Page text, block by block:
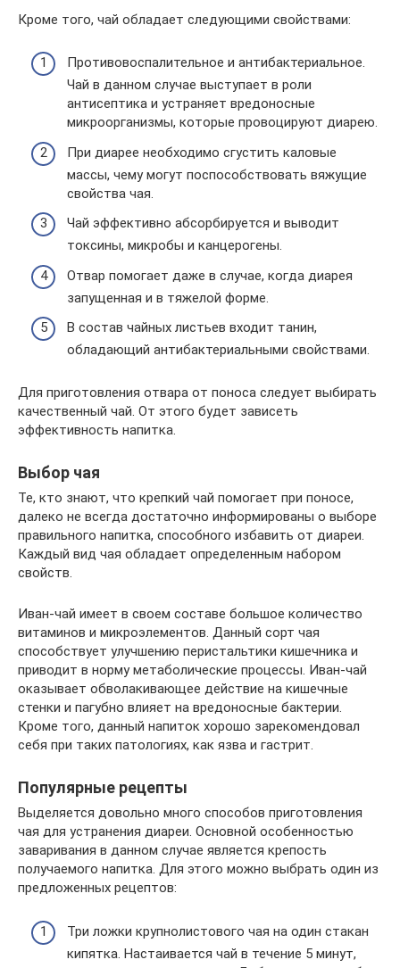
Кроме того, чай обладает следующими свойствами:
Противовоспалительное и антибактериальное.
Чай в данном случае выступает в роли
антисептика и устраняет вредоносные
микроорганизмы, которые провоцируют диарею.
При диарее необходимо сгустить каловые
массы, чему могут поспособствовать вяжущие
свойства чая.
Чай эффективно абсорбируется и выводит
токсины, микробы и канцерогены.
Отвар помогает даже в случае, когда диарея
запущенная и в тяжелой форме.
В состав чайных листьев входит танин,
обладающий антибактериальными свойствами.
Для приготовления отвара от поноса следует выбирать
качественный чай. От этого будет зависеть
эффективность напитка.
Выбор чая
Те, кто знают, что крепкий чай помогает при поносе,
далеко не всегда достаточно информированы о выборе
правильного напитка, способного избавить от диареи.
Каждый вид чая обладает определенным набором
свойств.
Иван-чай имеет в своем составе большое количество
витаминов и микроэлементов. Данный сорт чая
способствует улучшению перистальтики кишечника и
приводит в норму метаболические процессы. Иван-чай
оказывает обволакивающее действие на кишечные
стенки и пагубно влияет на вредоносные бактерии.
Кроме того, данный напиток хорошо зарекомендовал
себя при таких патологиях, как язва и гастрит.
Популярные рецепты
Выделяется довольно много способов приготовления
чая для устранения диареи. Основной особенностью
заваривания в данном случае является крепость
получаемого напитка. Для этого можно выбрать один из
предложенных рецептов:
Три ложки крупнолистового чая на один стакан
кипятка. Настаивается чай в течение 5 минут,